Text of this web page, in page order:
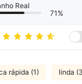
Real
71%
rápida (1) linda